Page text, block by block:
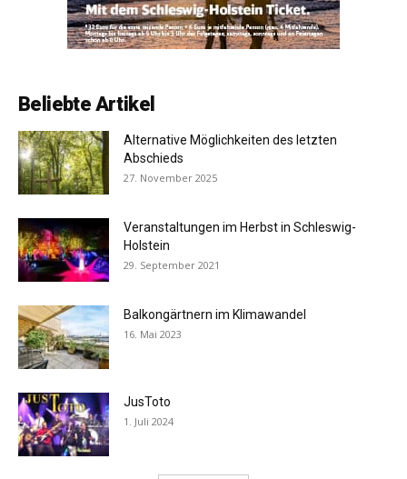
Beliebte Artikel
Alternative Möglichkeiten des letzten
Abschieds
27. November 2025
Veranstaltungen im Herbst in Schleswig-
Holstein
29. September 2021
Balkongärtnern im Klimawandel
16. Mai 2023
JusToto
1. Juli 2024